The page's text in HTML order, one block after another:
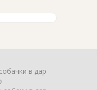
в дар